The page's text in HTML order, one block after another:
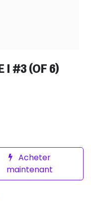
I #3 (OF 6)
Acheter
maintenant